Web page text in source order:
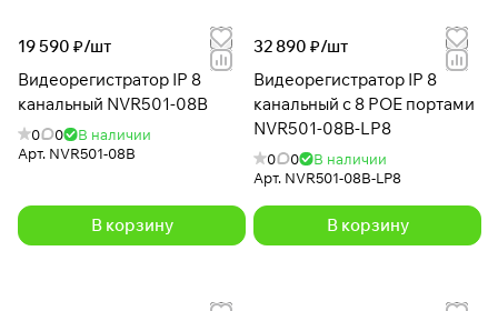
19 590 ₽/шт
Видеорегистратор IP 8
канальный NVR501-08B
0 0
В наличии
Арт. NVR501-08B
В корзину
32 890 ₽/шт
Видеорегистратор IP 8
канальный с 8 POE портами
NVR501-08B-LP8
0 0
В наличии
Арт. NVR501-08B-LP8
В корзину